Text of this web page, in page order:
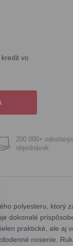
vo
200 000+
objednávok
polyesteru, ktorý
dokonalé
praktické, ale aj
nosenie.